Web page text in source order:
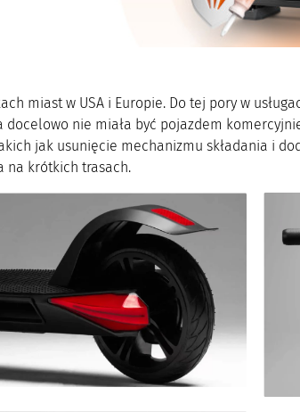
miast w USA i Europie. Do tej pory w
nie miała być pojazdem
jak usunięcie mechanizmu składania i
na krótkich trasach.